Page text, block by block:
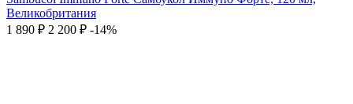
Великобритания
1 890 ₽ 2 200 ₽ -14%